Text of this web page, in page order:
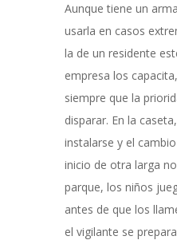
Aunque tiene un
usarla en casos
la de un residente
empresa los
siempre que la
disparar. En la
instalarse y el
inicio de otra larga
parque, los niños
antes de que los
el vigilante se